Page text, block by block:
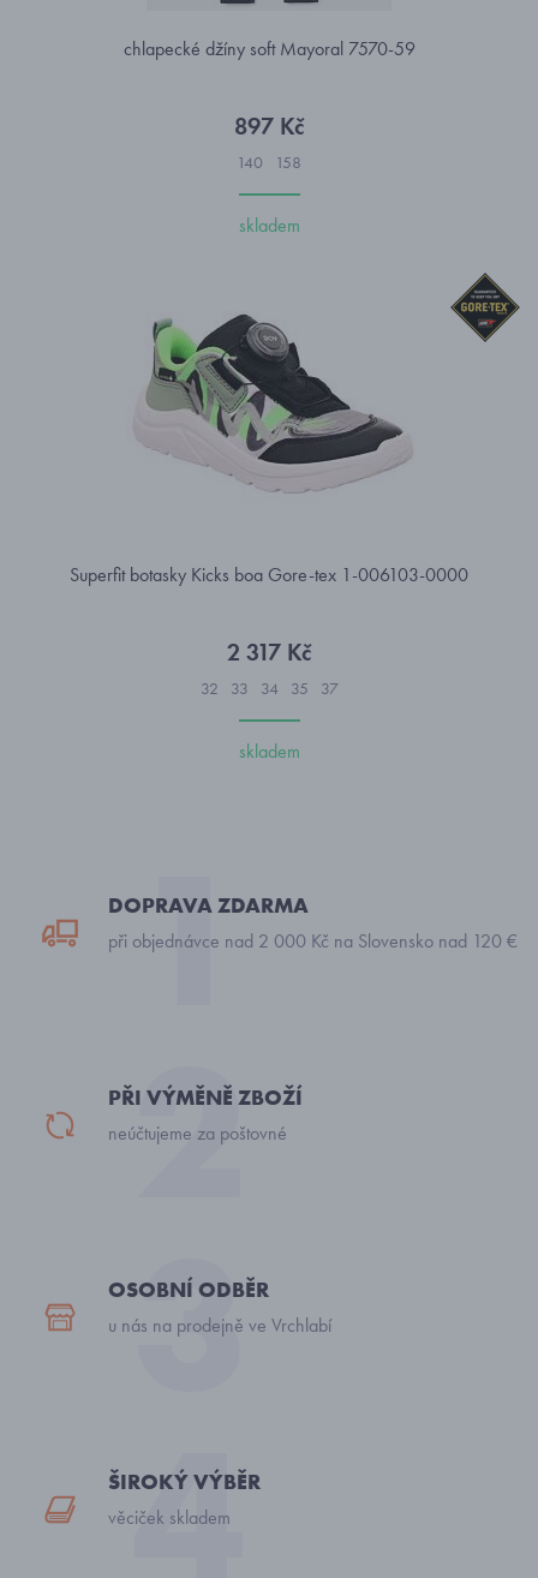
chlapecké džíny soft Mayoral 7570-59
897 Kč
140 158
skladem
Superfit botasky Kicks boa Gore-tex 1-006103-0000
2 317 Kč
32 33 34 35 37
skladem
DOPRAVA ZDARMA
při objednávce nad 2 000 Kč na Slovensko nad 120 €
PŘI VÝMĚNĚ ZBOŽÍ
neúčtujeme za poštovné
OSOBNÍ ODBĚR
u nás na prodejně ve Vrchlabí
ŠIROKÝ VÝBĚR
věciček skladem